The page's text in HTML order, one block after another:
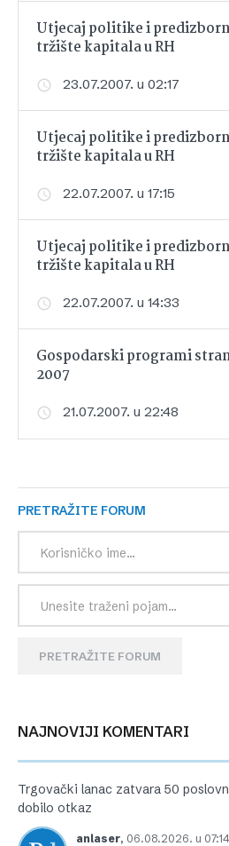
Utjecaj politike i
tržište kapitala u RH
23.07.2007. u 02:17
Utjecaj politike i
tržište kapitala u RH
22.07.2007. u 17:15
Utjecaj politike i
tržište kapitala u RH
22.07.2007. u 14:33
Gospodarski programi
2007
21.07.2007. u 22:48
PRETRAŽITE FORUM
PRETRAŽITE FORUM
NAJNOVIJI KOMENTARI
Trgovački lanac zatvara 50
dobilo otkaz
anlaser, 06.08.2026. u 07:14